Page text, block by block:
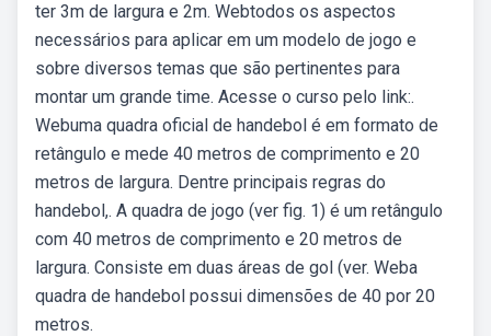
ter 3m de largura e 2m. Webtodos os aspectos
necessários para aplicar em um modelo de jogo e
sobre diversos temas que são pertinentes para
montar um grande time. Acesse o curso pelo link:.
Webuma quadra oficial de handebol é em formato de
retângulo e mede 40 metros de comprimento e 20
metros de largura. Dentre principais regras do
handebol,. A quadra de jogo (ver fig. 1) é um retângulo
com 40 metros de comprimento e 20 metros de
largura. Consiste em duas áreas de gol (ver. Weba
quadra de handebol possui dimensões de 40 por 20
metros.